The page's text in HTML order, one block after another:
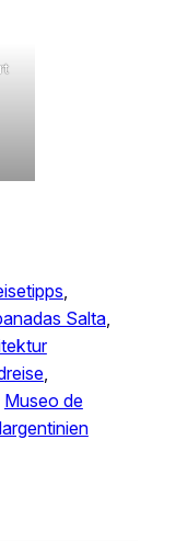
Salta
Museo de